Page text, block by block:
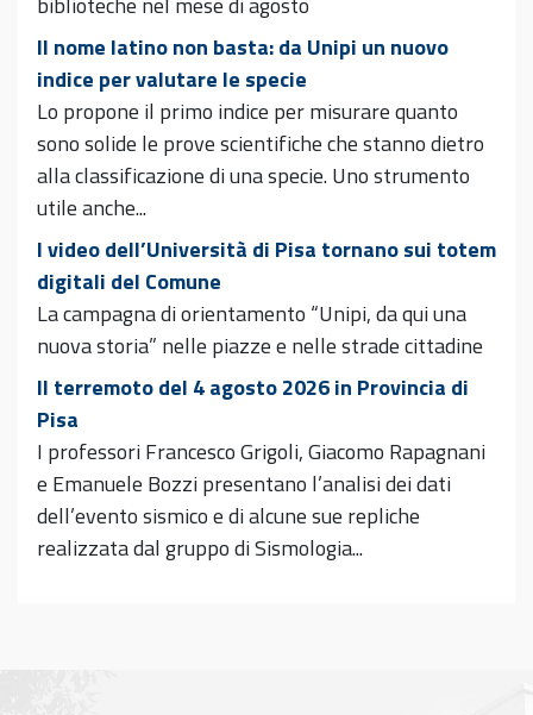
Il nome latino non basta: da Unipi un nuovo
indice per valutare le specie
Lo propone il primo indice per misurare quanto
sono solide le prove scientifiche che stanno dietro
alla classificazione di una specie. Uno strumento
utile anche...
I video dell’Università di Pisa tornano sui totem
digitali del Comune
La campagna di orientamento “Unipi, da qui una
nuova storia” nelle piazze e nelle strade cittadine
Il terremoto del 4 agosto 2026 in Provincia di
Pisa
I professori Francesco Grigoli, Giacomo Rapagnani
e Emanuele Bozzi presentano l’analisi dei dati
dell’evento sismico e di alcune sue repliche
realizzata dal gruppo di Sismologia...